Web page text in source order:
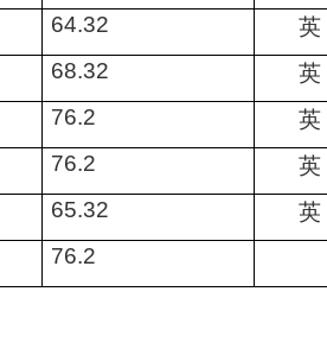
64.32 英
68.32 英
76.2 英
76.2 英
65.32 英
76.2